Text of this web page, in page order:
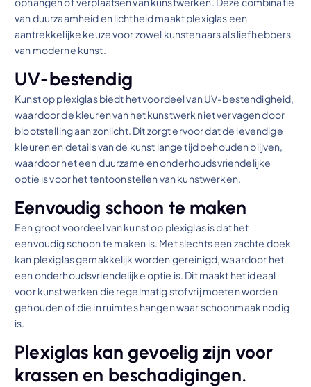
van duurzaamheid en lichtheid maakt plexiglas een
aantrekkelijke keuze voor zowel kunstenaars als liefhebbers
van moderne kunst.
UV-bestendig
Kunst op plexiglas biedt het voordeel van UV-bestendigheid,
waardoor de kleuren van het kunstwerk niet vervagen door
blootstelling aan zonlicht. Dit zorgt ervoor dat de levendige
kleuren en details van de kunst lange tijd behouden blijven,
waardoor het een duurzame en onderhoudsvriendelijke
optie is voor het tentoonstellen van kunstwerken.
Eenvoudig schoon te maken
Een groot voordeel van kunst op plexiglas is dat het
eenvoudig schoon te maken is. Met slechts een zachte doek
kan plexiglas gemakkelijk worden gereinigd, waardoor het
een onderhoudsvriendelijke optie is. Dit maakt het ideaal
voor kunstwerken die regelmatig stofvrij moeten worden
gehouden of die in ruimtes hangen waar schoonmaak nodig
is.
Plexiglas kan gevoelig zijn voor
krassen en beschadigingen.